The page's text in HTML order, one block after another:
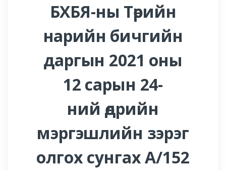
БХБЯ-ны Төрийн
нарийн бичгийн
даргын 2021 оны
12 сарын 24-
ний өдрийн
мэргэшлийн зэрэг
олгох сунгах А/152